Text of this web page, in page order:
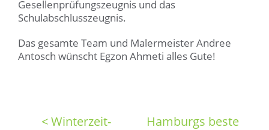
Gesellenprüfungszeugnis und das
Schulabschlusszeugnis.
Das gesamte Team und Malermeister Andree
Antosch wünscht Egzon Ahmeti alles Gute!
< Winterzeit-
Hamburgs beste